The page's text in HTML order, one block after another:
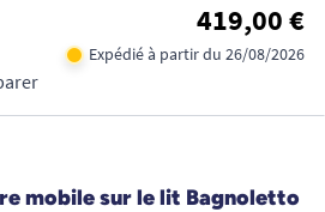
419,00 €
Expédié à partir du 26/08/2026
mobile sur le lit Bagnoletto